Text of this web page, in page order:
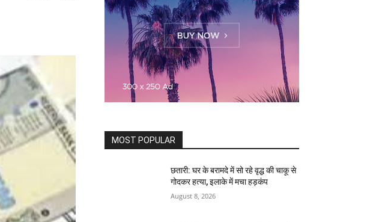
MOST POPULAR
छतारी: घर के बरामदे में सो रहे वृद्ध की चाकू से
गोदकर हत्या, इलाके में मचा हड़कंप
August 8, 2026